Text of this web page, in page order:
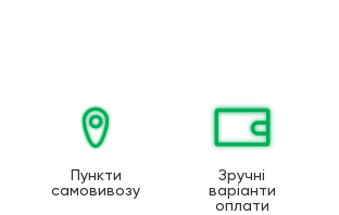
Пункти
самовивозу
Зручні
варіанти
оплати